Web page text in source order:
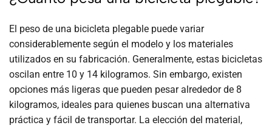
El peso de una bicicleta plegable puede variar
considerablemente según el modelo y los materiales
utilizados en su fabricación. Generalmente, estas bicicletas
oscilan entre 10 y 14 kilogramos. Sin embargo, existen
opciones más ligeras que pueden pesar alrededor de 8
kilogramos, ideales para quienes buscan una alternativa
práctica y fácil de transportar. La elección del material,